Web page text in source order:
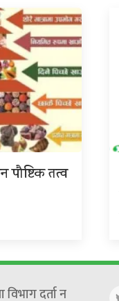
तत्व
दर्ता न